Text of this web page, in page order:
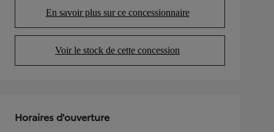
En savoir plus sur ce concessionnaire
(Opens in new tab)
Voir le stock de cette concession
(Opens in new tab)
Horaires d'ouverture